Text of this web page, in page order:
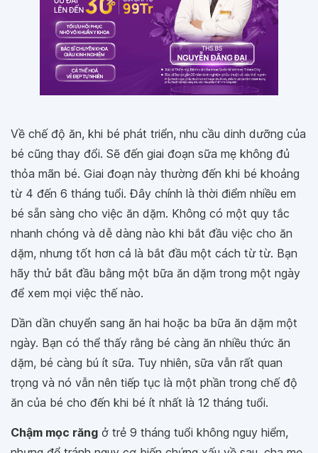
Về chế độ ăn, khi bé phát triển, nhu cầu dinh dưỡng của
bé cũng thay đổi. Sẽ đến giai đoạn sữa mẹ không đủ
thỏa mãn bé. Giai đoạn này thường đến khi bé khoảng
từ 4 đến 6 tháng tuổi. Đây chính là thời điểm nhiều em
bé sẵn sàng cho việc ăn dặm. Không có một quy tắc
nhanh chóng và dễ dàng nào khi bắt đầu việc cho ăn
dặm, nhưng tốt hơn cả là bắt đầu một cách từ từ. Bạn
hãy thử bắt đầu bằng một bữa ăn dặm trong một ngày
để xem mọi việc thế nào.
Dần dần chuyển sang ăn hai hoặc ba bữa ăn dặm một
ngày. Bạn có thể thấy rằng bé càng ăn nhiều thức ăn
dặm, bé càng bú ít sữa. Tuy nhiên, sữa vẫn rất quan
trọng và nó vẫn nên tiếp tục là một phần trong chế độ
ăn của bé cho đến khi bé ít nhất là 12 tháng tuổi.
Chậm mọc răng ở trẻ 9 tháng tuổi không nguy hiểm,